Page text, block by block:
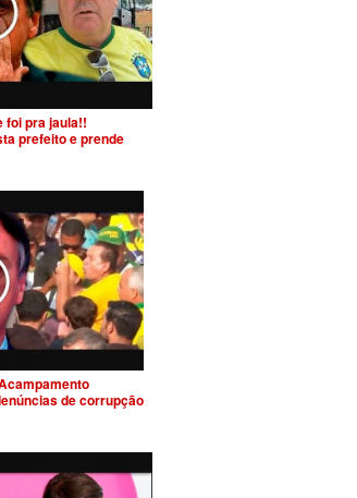
foi pra jaula!!
prefeito e prende
de corrupção